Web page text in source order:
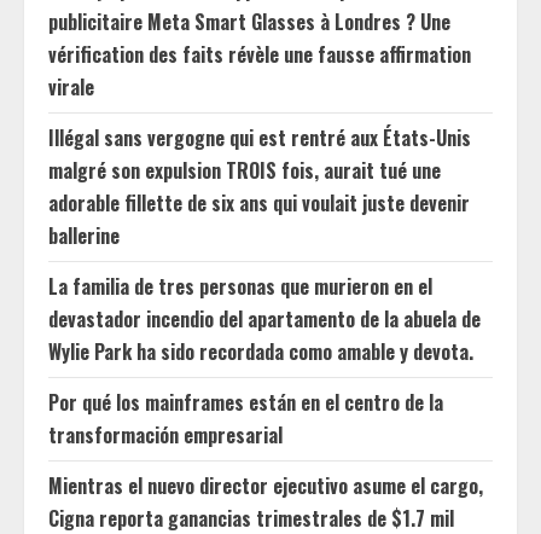
publicitaire Meta Smart Glasses à Londres ? Une
vérification des faits révèle une fausse affirmation
virale
Illégal sans vergogne qui est rentré aux États-Unis
malgré son expulsion TROIS fois, aurait tué une
adorable fillette de six ans qui voulait juste devenir
ballerine
La familia de tres personas que murieron en el
devastador incendio del apartamento de la abuela de
Wylie Park ha sido recordada como amable y devota.
Por qué los mainframes están en el centro de la
transformación empresarial
Mientras el nuevo director ejecutivo asume el cargo,
Cigna reporta ganancias trimestrales de $1.7 mil